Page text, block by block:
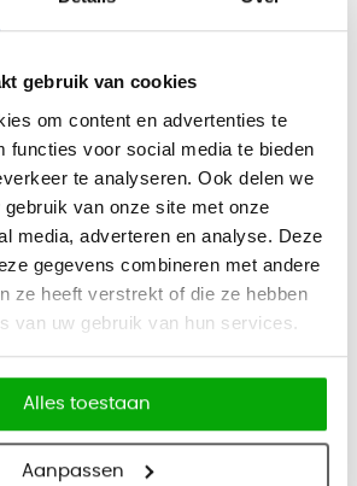
gebruik van cookies
om content en advertenties te
functies voor social media te bieden
te analyseren. Ook delen we
van onze site met onze
media, adverteren en analyse. Deze
gegevens combineren met andere
ze heeft verstrekt of die ze hebben
van uw gebruik van hun services.
Alles toestaan
Aanpassen
- 54,5 cm
keuze uit Auto-Synchro of Auto-
geschikt voor gebruikers van circa
tot 100 mm, met 11